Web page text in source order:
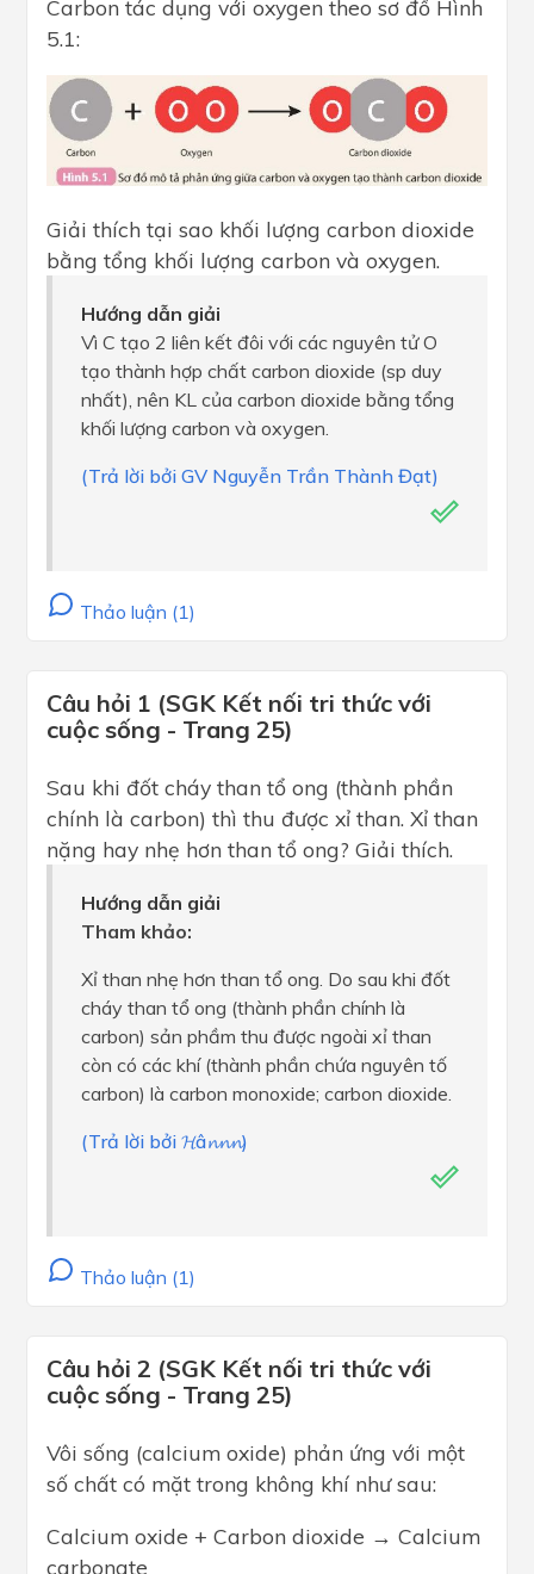
Carbon tác dụng với oxygen theo sơ đồ Hình
5.1:
Giải thích tại sao khối lượng carbon dioxide
bằng tổng khối lượng carbon và oxygen.
Hướng dẫn giải
Vì C tạo 2 liên kết đôi với các nguyên tử O
tạo thành hợp chất carbon dioxide (sp duy
nhất), nên KL của carbon dioxide bằng tổng
khối lượng carbon và oxygen.
(Trả lời bởi GV Nguyễn Trần Thành Đạt)
Thảo luận (1)
Câu hỏi 1 (SGK Kết nối tri thức với
cuộc sống - Trang 25)
Sau khi đốt cháy than tổ ong (thành phần
chính là carbon) thì thu được xỉ than. Xỉ than
nặng hay nhẹ hơn than tổ ong? Giải thích.
Hướng dẫn giải
Tham khảo:
Xỉ than nhẹ hơn than tổ ong. Do sau khi đốt
cháy than tổ ong (thành phần chính là
carbon) sản phầm thu được ngoài xỉ than
còn có các khí (thành phần chứa nguyên tố
carbon) là carbon monoxide; carbon dioxide.
(Trả lời bởi 𝓗â𝓷𝓷𝓷)
Thảo luận (1)
Câu hỏi 2 (SGK Kết nối tri thức với
cuộc sống - Trang 25)
Vôi sống (calcium oxide) phản ứng với một
số chất có mặt trong không khí như sau:
Calcium oxide + Carbon dioxide → Calcium
carbonate